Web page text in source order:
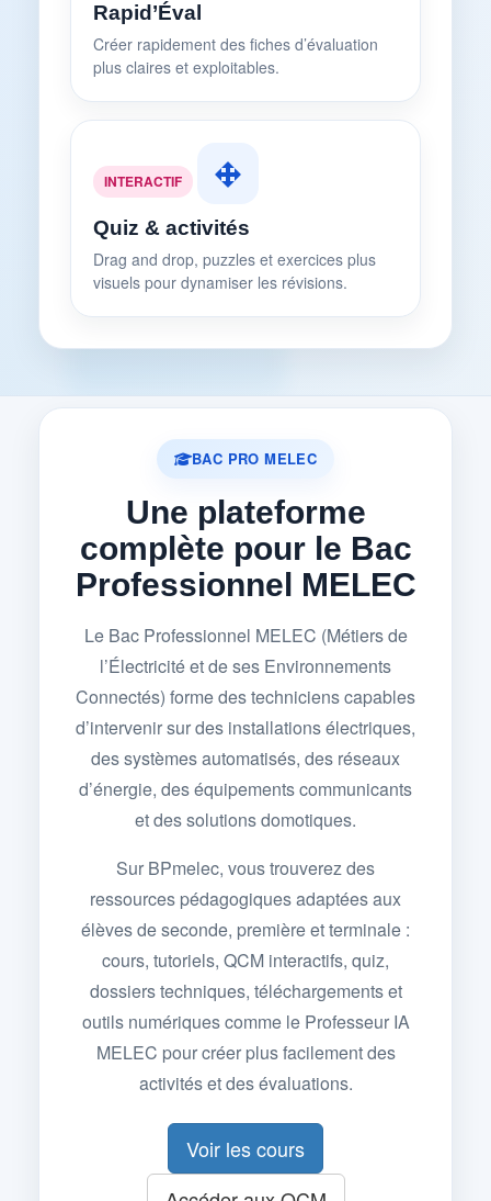
Rapid’Éval
Créer rapidement des fiches d’évaluation
plus claires et exploitables.
INTERACTIF
Quiz & activités
Drag and drop, puzzles et exercices plus
visuels pour dynamiser les révisions.
BAC PRO MELEC
Une plateforme
complète pour le Bac
Professionnel MELEC
Le Bac Professionnel MELEC (Métiers de
l’Électricité et de ses Environnements
Connectés) forme des techniciens capables
d’intervenir sur des installations électriques,
des systèmes automatisés, des réseaux
d’énergie, des équipements communicants
et des solutions domotiques.
Sur BPmelec, vous trouverez des
ressources pédagogiques adaptées aux
élèves de seconde, première et terminale :
cours, tutoriels, QCM interactifs, quiz,
dossiers techniques, téléchargements et
outils numériques comme le Professeur IA
MELEC pour créer plus facilement des
activités et des évaluations.
Voir les cours